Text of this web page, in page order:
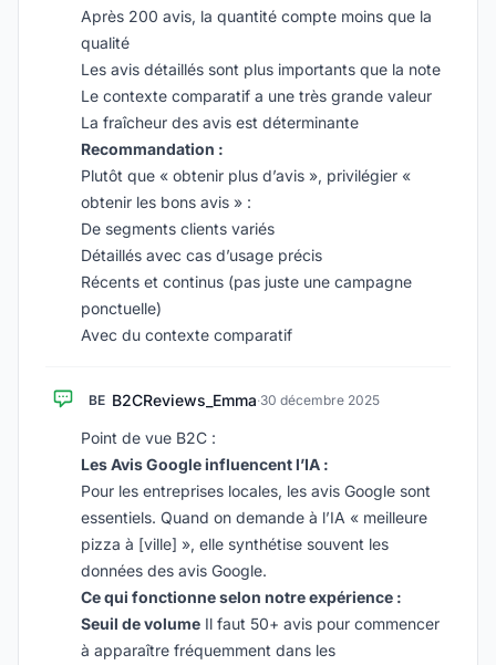
Après 200 avis, la quantité compte moins que la
qualité
Les avis détaillés sont plus importants que la note
Le contexte comparatif a une très grande valeur
La fraîcheur des avis est déterminante
Recommandation :
Plutôt que « obtenir plus d’avis », privilégier «
obtenir les bons avis » :
De segments clients variés
Détaillés avec cas d’usage précis
Récents et continus (pas juste une campagne
ponctuelle)
Avec du contexte comparatif
BE B2CReviews_Emma·30 décembre 2025
Point de vue B2C :
Les Avis Google influencent l’IA :
Pour les entreprises locales, les avis Google sont
essentiels. Quand on demande à l’IA « meilleure
pizza à [ville] », elle synthétise souvent les
données des avis Google.
Ce qui fonctionne selon notre expérience :
Seuil de volume Il faut 50+ avis pour commencer
à apparaître fréquemment dans les